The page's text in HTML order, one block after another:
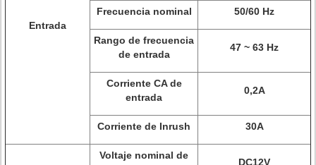
Entrada
Frecuencia nominal 50/60 Hz
Rango de frecuencia
de entrada
47 ~ 63 Hz
Corriente CA de
entrada
0,2A
Corriente de Inrush 30A
Voltaje nominal de
DC12V